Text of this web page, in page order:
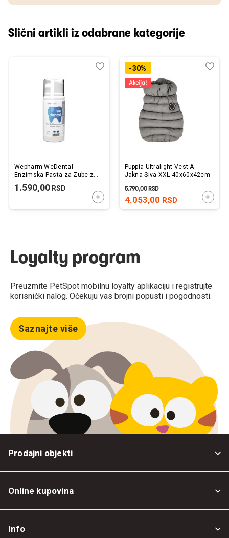
Slični artikli iz odabrane kategorije
Wepharm WeDental
Enzimska Pasta za Zube za
1.590,00 RSD
DODAJTE U KORPU
Dodaj
Uporedi-30%
Puppia Ultralight Vest A
Jakna Siva XXL 40x60x42cm
4.053,00 RSD
5.790,00RSD
Loyalty program
Preuzmite PetSpot mobilnu loyalty aplikaciju i registrujte
korisnički nalog. Očekuju vas brojni popusti i pogodnosti.
Saznajte više
Prodajni objekti
Online kupovina
Info